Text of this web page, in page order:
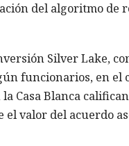
del algoritmo de
Silver Lake,
funcionarios, en el
Casa Blanca
valor del acuerdo